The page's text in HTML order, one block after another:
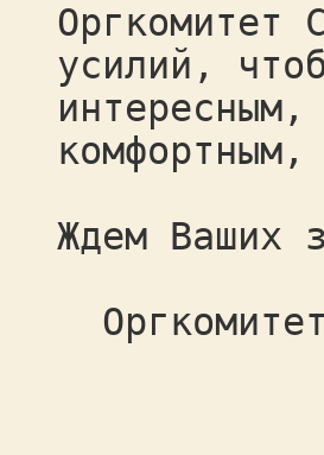
Оргкомитет
усилий,
интересным,
комфортным,
Ждем Ваших
Оргкомитет